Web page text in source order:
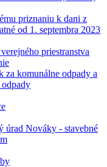
priznaniu k dani z
od 1. septembra 2023
priestranstva
za komunálne odpady a
odpady
úrad Nováky - stavebné